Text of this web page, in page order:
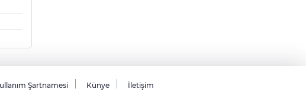
Şartnamesi Künye İletişim